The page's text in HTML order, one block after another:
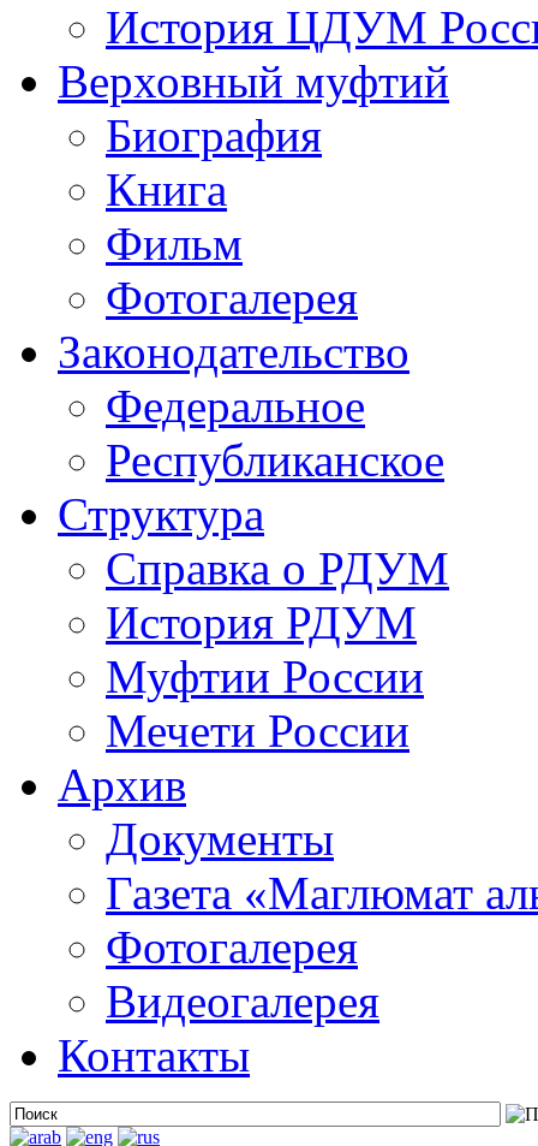
История ЦДУМ
Верховный муфтий
Биография
Книга
Фильм
Фотогалерея
Законодательство
Федеральное
Республиканское
Структура
Справка о РДУМ
История РДУМ
Муфтии России
Мечети России
Архив
Документы
Газета «Маглюмат
Фотогалерея
Видеогалерея
Контакты